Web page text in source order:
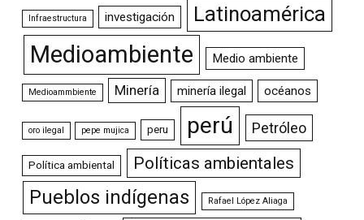
Infraestructura investigación Latinoamérica
Medioambiente Medio ambiente
Medioammbiente Minería minería ilegal océanos
oro ilegal pepe mujica peru perú Petróleo
Política ambiental Políticas ambientales
Pueblos indígenas Rafael López Aliaga